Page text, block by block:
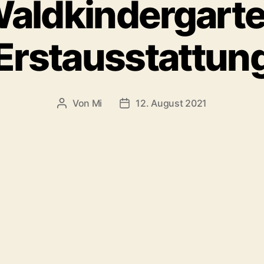
Beitragsautor
Von Mi Beitragsdatum
12. August 2021